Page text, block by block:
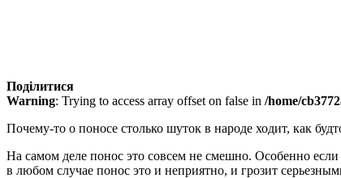
Поділитися
Warning: Trying to access array offset on false in /home/
Почему-то о поносе столько шуток в народе ходит, как
На самом деле понос это совсем не смешно. Особенно
в любом случае понос это и неприятно, и грозит